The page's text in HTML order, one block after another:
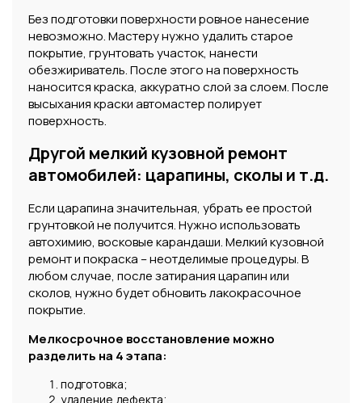
Без подготовки поверхности ровное нанесение
невозможно. Мастеру нужно удалить старое
покрытие, грунтовать участок, нанести
обезжириватель. После этого на поверхность
наносится краска, аккуратно слой за слоем. После
высыхания краски автомастер полирует
поверхность.
Другой мелкий кузовной ремонт
автомобилей: царапины, сколы и т.д.
Если царапина значительная, убрать ее простой
грунтовкой не получится. Нужно использовать
автохимию, восковые карандаши. Мелкий кузовной
ремонт и покраска – неотделимые процедуры. В
любом случае, после затирания царапин или
сколов, нужно будет обновить лакокрасочное
покрытие.
Мелкосрочное восстановление можно
разделить на 4 этапа:
подготовка;
удаление дефекта;